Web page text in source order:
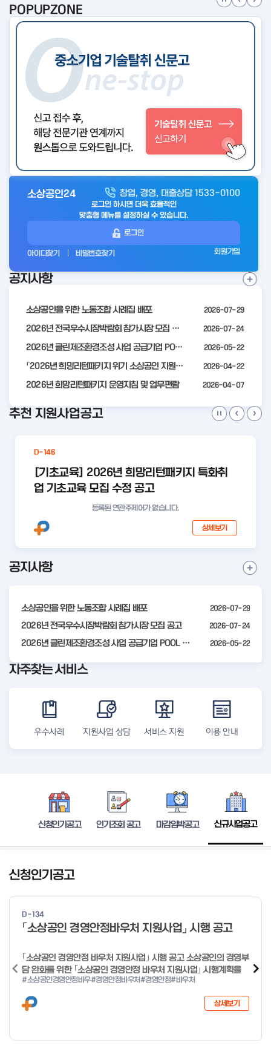
POPUPZONE
아
전
소상공인24 창업, 경영, 대출상담 1533-0100
로그인 하시면 더욱 효율적인
맞춤형 메뉴를 설정하실 수 있습니다.
로그인
아이디찾기 비밀번호찾기 회원가입
공지사항
소상공인을 위한 노동조합 사례집 배포 2026-07-29
2026년 전국우수시장박람회 참가시장 모집 공고 2026-07-24
2026년 클린제조환경조성 사업 공급기업 POOL 안내 2026-05-22
「2026년 희망리턴패키지 위기 소상공인 지원」모집 통합 2차 수정 공고 2026-04-22
2026년 희망리턴패키지 운영지침 및 업무편람 2026-04-07
공
추천 지원사업공고
D-146
[기초교육] 2026년 희망리턴패키지 특화취
업 기초교육 모집 수정 공고
등록된 연관주제어가 없습니다.
상세보기
I
4
공지사항
소상공인을 위한 노동조합 사례집 배포 2026-07-29
2026년 전국우수시장박람회 참가시장 모집 공고 2026-07-24
2026년 클린제조환경조성 사업 공급기업 POOL 안내 2026-05-22
공
항
보
기
자주찾는 서비스
우수사례 지원사업 상담 서비스 지원 이용 안내
신청인기공고 인기조회 공고 마감임박공고 신규사업공고
신청인기공고
D-134
「소상공인 경영안정바우처 지원사업」 시행 공고
｢소상공인 경영안정 바우처 지원사업｣ 시행 공고 소상공인의 경영부
담 완화를 위한 ｢소상공인 경영안정 바우처 지원사업｣ 시행계획을
다음과 같이 공고합니다. 2026년 1월 28일 중소벤처기업부장관
#소상공인경영안정바우#경영안정바우처 #경영안정#바우처
상세보기